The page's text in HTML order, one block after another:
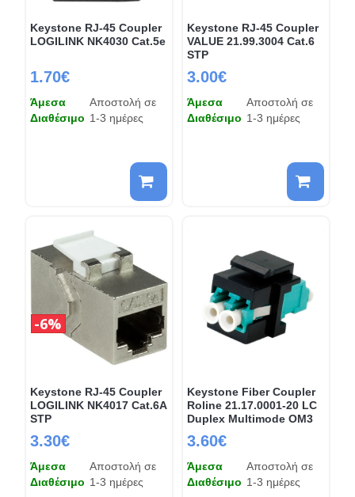
Keystone RJ-45 Coupler
LOGILINK NK4030 Cat.5e
1.70€
Άμεσα
Διαθέσιμο
Αποστολή σε
1-3 ημέρες
Keystone RJ-45 Coupler
VALUE 21.99.3004 Cat.6
STP
3.00€
Άμεσα
Διαθέσιμο
Αποστολή σε
1-3 ημέρες
Keystone RJ-45 Coupler
LOGILINK NK4017 Cat.6A
STP
3.30€
6%
Άμεσα
Διαθέσιμο
Αποστολή σε
1-3 ημέρες
Keystone Fiber Coupler
Roline 21.17.0001-20 LC
Duplex Multimode OM3
3.60€
Άμεσα
Διαθέσιμο
Αποστολή σε
1-3 ημέρες